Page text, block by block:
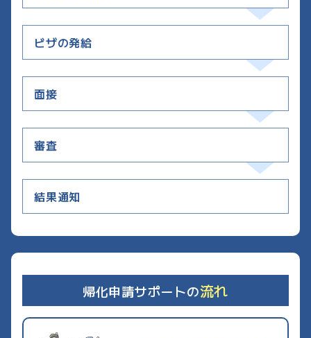
ビザの発給
面接
審査
結果通知
帰化申請サポートの流れ